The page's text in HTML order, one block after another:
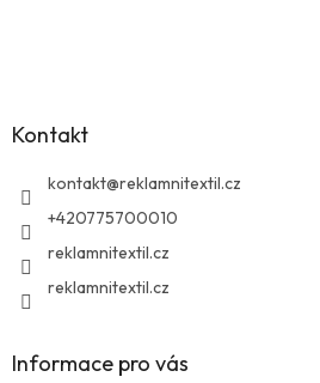
Kontakt
kontakt@reklamnitextil.cz
+420775700010
reklamnitextil.cz
reklamnitextil.cz
Informace pro vás